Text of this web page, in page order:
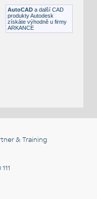
AutoCAD a další CAD
produkty Autodesk
získáte výhodně u firmy
ARKANCE
& Training